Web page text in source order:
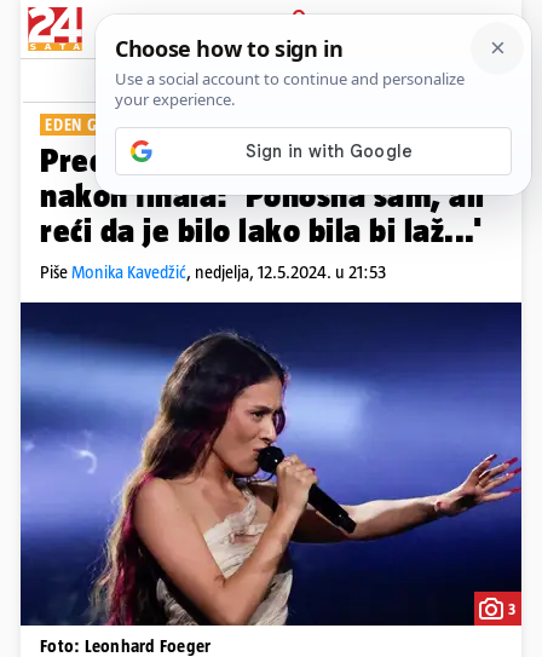
PRIJAVA
Show Komentari
EDEN GOLAN
Predstavnica Izraela se oglasila
nakon finala: 'Ponosna sam, ali
reći da je bilo lako bila bi laž...'
PišeMonika Kavedžić, nedjelja, 12.5.2024. u 21:53
3
Foto: Leonhard Foeger